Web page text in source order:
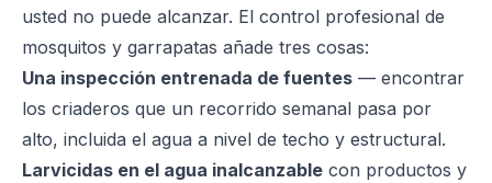
usted no puede alcanzar. El control profesional de
mosquitos y garrapatas añade tres cosas:
Una inspección entrenada de fuentes — encontrar
los criaderos que un recorrido semanal pasa por
alto, incluida el agua a nivel de techo y estructural.
Larvicidas en el agua inalcanzable con productos y